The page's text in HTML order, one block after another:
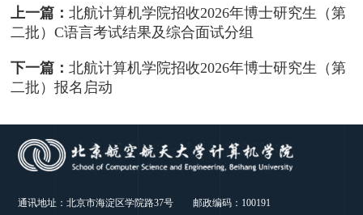
上一篇：北航计算机学院招收2026年博士研究生（第
二批）C语言考试结果及综合面试分组
下一篇：北航计算机学院招收2026年博士研究生（第
二批）报名启动
通讯地址：北京市海淀区学院路37号 邮政编码：100191